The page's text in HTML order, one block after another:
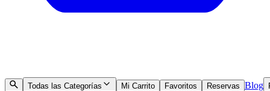
Todas las Categorías Mi Carrito Favoritos Reservas Blog